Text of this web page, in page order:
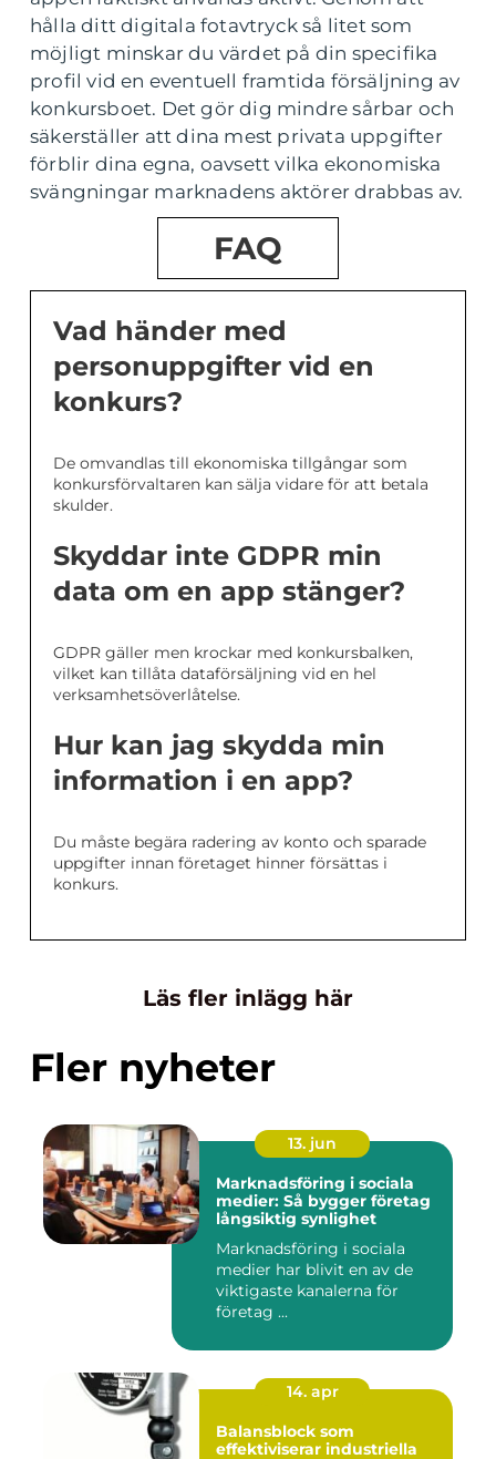
hålla ditt digitala fotavtryck så litet som
möjligt minskar du värdet på din specifika
profil vid en eventuell framtida försäljning av
konkursboet. Det gör dig mindre sårbar och
säkerställer att dina mest privata uppgifter
förblir dina egna, oavsett vilka ekonomiska
svängningar marknadens aktörer drabbas av.
FAQ
Vad händer med
personuppgifter vid en
konkurs?
De omvandlas till ekonomiska tillgångar som
konkursförvaltaren kan sälja vidare för att betala
skulder.
Skyddar inte GDPR min
data om en app stänger?
GDPR gäller men krockar med konkursbalken,
vilket kan tillåta dataförsäljning vid en hel
verksamhetsöverlåtelse.
Hur kan jag skydda min
information i en app?
Du måste begära radering av konto och sparade
uppgifter innan företaget hinner försättas i
konkurs.
Läs fler inlägg här
Fler nyheter
13. jun
Marknadsföring i sociala
medier: Så bygger företag
långsiktig synlighet
Marknadsföring i sociala
medier har blivit en av de
viktigaste kanalerna för
företag ...
14. apr
Balansblock som
effektiviserar industriella